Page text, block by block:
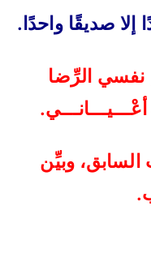
صديقًا واحدًا.
نفسي الرِّضا
السابق، وبيِّن